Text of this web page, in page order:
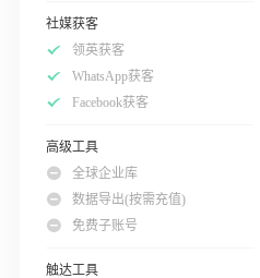
社媒获客
领英获客
WhatsApp获客
Facebook获客
高级工具
全球企业库
数据导出(按需充值)
免费子账号
触达工具